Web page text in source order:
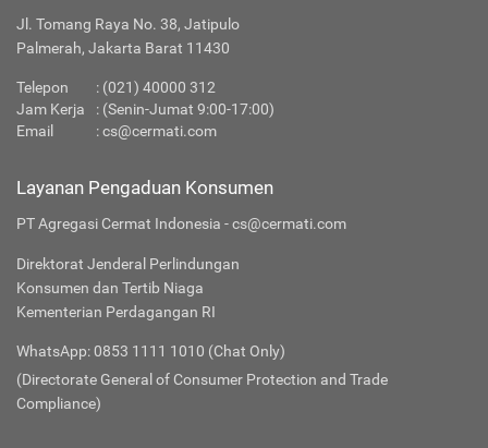
Jl. Tomang Raya No. 38, Jatipulo
Palmerah, Jakarta Barat 11430
Telepon : (021) 40000 312
Jam Kerja
: (Senin-Jumat 9:00-17:00)
Email
:cs@cermati.com
Layanan Pengaduan Konsumen
PT Agregasi Cermat Indonesia - cs@cermati.com
Direktorat Jenderal Perlindungan
Konsumen dan Tertib Niaga
Kementerian Perdagangan RI
WhatsApp: 0853 1111 1010 (Chat Only)
(Directorate General of Consumer Protection and Trade
Compliance)